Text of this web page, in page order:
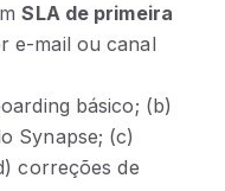
SLA de primeira
e‑mail ou canal
básico; (b)
Synapse; (c)
correções de